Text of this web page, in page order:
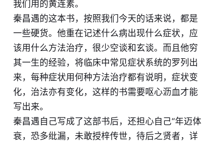
我们用的黄连素。
秦昌遇的这本书，按照我们今天的话来说，都是
一些硬货。他重在记述什么病出现什么症状，应
该用什么方法治疗，很少空谈和玄谈。而且他穷
其一生的经验，将临床中常见症状系统的罗列出
来，每种症状用何种方法治疗都有说明，症状变
化，治法亦有变化，这样的书需要呕心沥血才能
写出来。
秦昌遇自己写成了这部书后，还担心自己“年迈体
衰，恐多纰漏，未敢授梓传世，待后之贤者，详